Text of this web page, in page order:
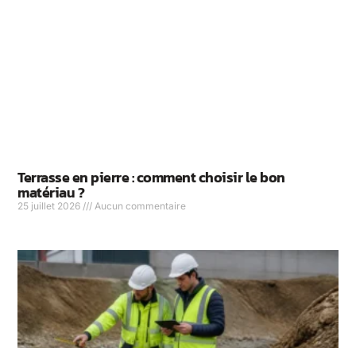
Terrasse en pierre : comment choisir le bon
matériau ?
25 juillet 2026 Aucun commentaire